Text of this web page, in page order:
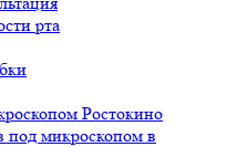
рта
Ростокино
под микроскопом в